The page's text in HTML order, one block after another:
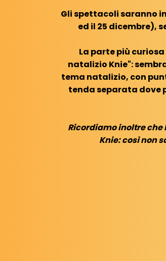
Gli spettacoli saranno
ed il 25 dicembre),
La parte più
natalizio Knie":
tema natalizio, con
tenda separata dove
Ricordiamo inoltre che
Knie: così non